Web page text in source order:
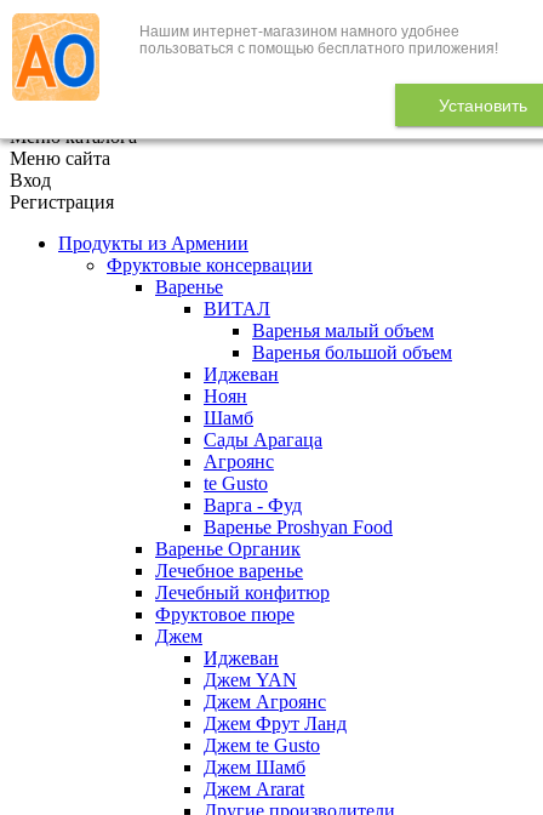
Нашим интернет-магазином намного удобнее
пользоваться с помощью бесплатного приложения!
Установить
+7 (495) 646-888-1
В корзине 0
Меню каталога
Меню сайта
Вход
Регистрация
Продукты из Армении
Фруктовые консервации
Варенье
ВИТАЛ
Варенья малый объем
Варенья большой объем
Иджеван
Ноян
Шамб
Сады Арагаца
Агроянс
te Gusto
Варга - Фуд
Варенье Proshyan Food
Варенье Органик
Лечебное варенье
Лечебный конфитюр
Фруктовое пюре
Джем
Иджеван
Джем YAN
Джем Агроянс
Джем Фрут Ланд
Джем te Gusto
Джем Шамб
Джем Ararat
Другие производители